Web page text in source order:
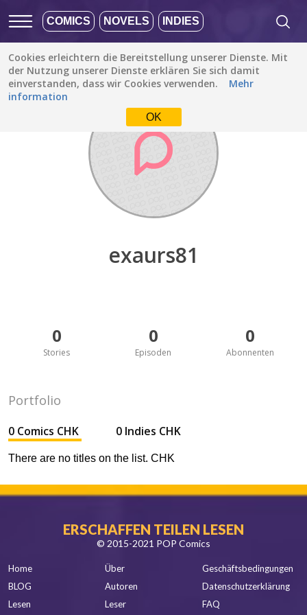
COMICS NOVELS INDIES
Cookies erleichtern die Bereitstellung unserer Dienste. Mit
der Nutzung unserer Dienste erklären Sie sich damit
einverstanden, dass wir Cookies verwenden.
Mehr
information
OK
Entdecken / exaurs81
exaurs81
0
Stories
0
Episoden
0
Abonnenten
Portfolio
0 Comics CHK 0 Indies CHK
There are no titles on the list. CHK
ERSCHAFFEN TEILEN LESEN
© 2015-2021 POP Comics
Home
BLOG
Lesen
Über
Autoren
Leser
Geschäftsbedingungen
Datenschutzerklärung
FAQ